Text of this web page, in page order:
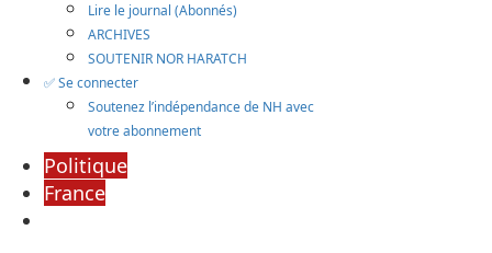
Lire le journal (Abonnés)
ARCHIVES
SOUTENIR NOR HARATCH
✅ Se connecter
Soutenez l’indépendance de NH avec
votre abonnement
Politique
France